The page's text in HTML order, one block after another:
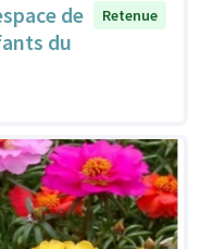
de
du
Retenue